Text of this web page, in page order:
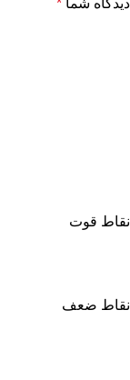
دیدگاه شما *
نقاط قوت
نقاط ضعف